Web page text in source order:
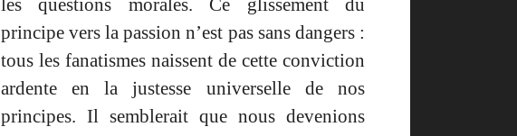
les questions morales. Ce glissement du
principe vers la passion n’est pas sans dangers :
tous les fanatismes naissent de cette conviction
ardente en la justesse universelle de nos
principes. Il semblerait que nous devenions